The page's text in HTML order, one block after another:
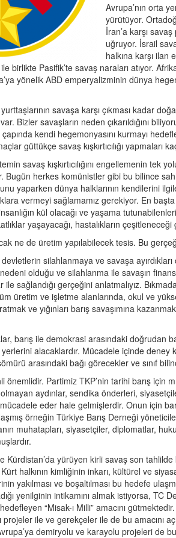
Avrupa’nın orta
yürütüyor.
İran’a karşı savaş
uğruyor. İsrail
halkına karşı
birlikte Pasifik’te savaş naraları atıyor.
yönelik ABD emperyalizminin dünya
savaşa karşı çıkması kadar
Bizler savaşların neden çıkarıldığını
kendi hegemonyasını kurmayı
güttükçe savaş kışkırtıcılığı yapmaları
savaş kışkırtıcılığını engellemenin tek
Bugün herkes komünistler gibi bu bilince
yaparken dünya halklarının kendilerini
vermeyi sağlamamız gerekiyor. En
kül olacağı ve yaşama
yaşayacağı, hastalıkların çeşitleneceği
ne de üretim yapılabilecek tesis. Bu
silahlanmaya ve savaşa
olduğu ve silahlanma ile savaşın
ile sağlandığı gerçeğini anlatmalıyız.
üretim ve işletme alanlarında, okul ve
ve yığınları barış savaşımına
barış ile demokrasi arasındaki doğrudan
alacaklardır. Mücadele içinde
arasındaki bağı görecekler ve sınıf
önemlidir. Partimiz TKP’nin tarihi barış için
aydınlar, sendika önderleri,
mücadele eder hale gelmişlerdir. Onun için
örneğin Türkiye Barış Derneği
muhatapları, siyasetçiler, diplomatlar,
Kürdistan’da yürüyen kirli savaş son
halkının kimliğinin inkarı, kültürel ve
yakılması ve boşaltılması bu hedefe
yenilginin intikamını almak istiyorsa,
“Misak-ı Milli” amacını
ile ve gerekçeler ile de bu amacını
demiryolu ve karayolu projeleri de